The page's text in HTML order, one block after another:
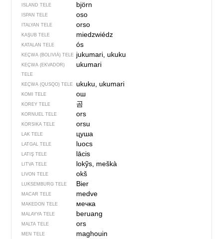
ISLAND TELE björn
ISPAN TELE oso
ITALYAN TELE orso
KAŞUB TELE miedzwiédz
KATALAN TELE ós
KEÇWA (BOLIVIÄ) TELE jukumari, ukuku
KEÇWA (EKVADOR)
TELE
ukumari
KEÇWA (QUSQO) TELE ukuku, ukumari
KOMI TELE ош
KOREY TELE 곰
KORNUEL TELE ors
KORSIKA TELE orsu
LAK TELE цуша
LATGAL TELE luocs
LATIŞ TELE lācis
LITVA TELE lokỹs, meškà
LIVON TELE okš
LUKSEMBURG TELE Bier
MACAR TELE medve
MAKEDON TELE мечка
MALAYYA TELE beruang
MALTA TELE ors
MEN TELE maghouin